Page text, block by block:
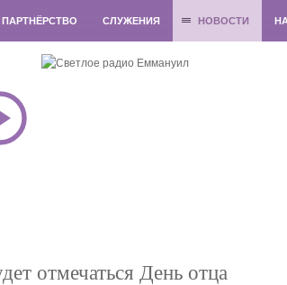
ПАРТНЁРСТВО СЛУЖЕНИЯ НОВОСТИ
отмечаться День отца